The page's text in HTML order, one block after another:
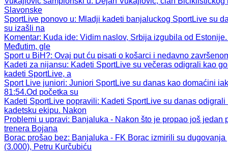
Slavonske
SportLive ponovo u: Mladji kadeti banjaluckog SportLive su
su izašli na
Komentar: Kuda ide: Vidim naslov, Srbija izgubila od
Međutim, gle
Sport u BiH?: Ovaj put ću pisati o košarci i nedavno
Kadeti za nijansu: Kadeti SportLive su večeras odigrali kao
kadeti SportLive, a
Sport Live juniori: Juniori SportLive su danas kao domaćini
81:54.Od početka su
Kadeti SportLive popravili: Kadeti SportLive su danas
kadetsku ekipu. Nakon
Problemi u upravi: Banjaluka - Nakon što je propao još
trenera Bojana
Borac prošao bez: Banjaluka - FK Borac izmirili su
(3.000), Petru Kurčubiću